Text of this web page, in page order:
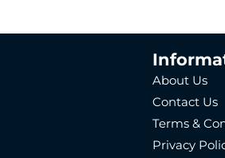
About Us
Contact Us
Terms &
Privacy